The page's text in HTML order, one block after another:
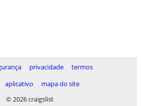
privacidade
termos
aplicativo
mapa do site
© 2026 craigslist